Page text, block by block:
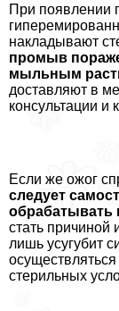
При появлении
накладывают
промыв
мыльным
доставляют в
консультации
Если же ожог
следует
обpaбатывать
стать причиной
лишь усугубит
стерильных